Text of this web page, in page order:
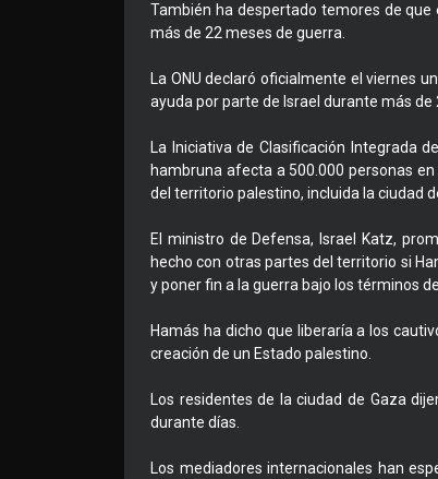
También ha despertado temores de
más de 22 meses de guerra.
La ONU declaró oficialmente el viernes
ayuda por parte de Israel durante más de
La Iniciativa de Clasificación Integrada
hambruna afecta a 500.000 personas
del territorio palestino, incluida la ciudad
El ministro de Defensa, Israel Katz,
hecho con otras partes del territorio si
y poner fin a la guerra bajo los términos
Hamás ha dicho que liberaría a los
creación de un Estado palestino.
Los residentes de la ciudad de Gaza
durante días.
Los mediadores internacionales han